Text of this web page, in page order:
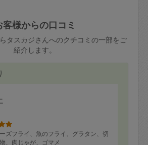
客様からの口コミ
タスカジさんへのクチコミの一部をご
紹介します。
ズフライ、魚のフライ、グラタン、切
、肉じゃが、ゴマメ